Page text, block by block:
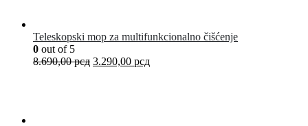
Teleskopski mop za multifunkcionalno čišćenje
0 out of 5
8.690,00рсд 3.290,00 рсд